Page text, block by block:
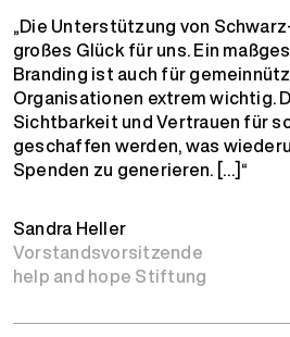
„Die Unterstützung von
großes Glück für uns. Ein
Branding ist auch für
Organisationen extrem wichtig.
Sichtbarkeit und Vertrauen für
geschaffen werden, was
Spenden zu generieren. […]“
Sandra Heller
Vorstandsvorsitzende
help and hope Stiftung